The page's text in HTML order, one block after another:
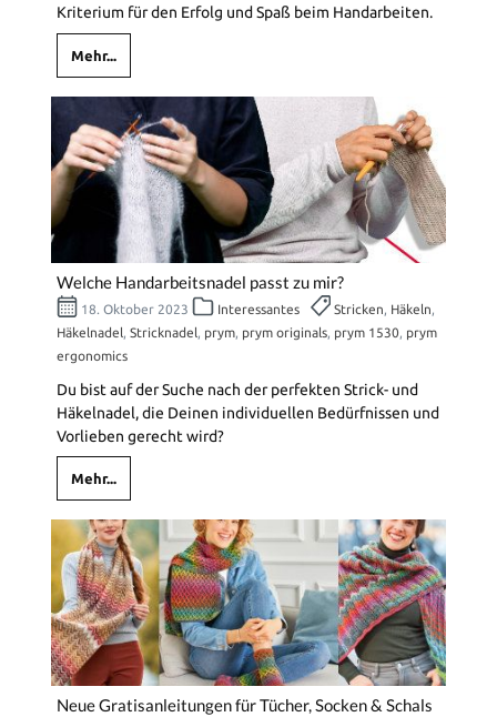
Kriterium für den Erfolg und Spaß beim Handarbeiten.
Mehr...
Welche Handarbeitsnadel passt zu mir?
18. Oktober 2023 Interessantes Stricken Häkeln
Häkelnadel Stricknadel prym prym originals prym 1530 prym
ergonomics
Du bist auf der Suche nach der perfekten Strick- und
Häkelnadel, die Deinen individuellen Bedürfnissen und
Vorlieben gerecht wird?
Mehr...
Neue Gratisanleitungen für Tücher, Socken & Schals